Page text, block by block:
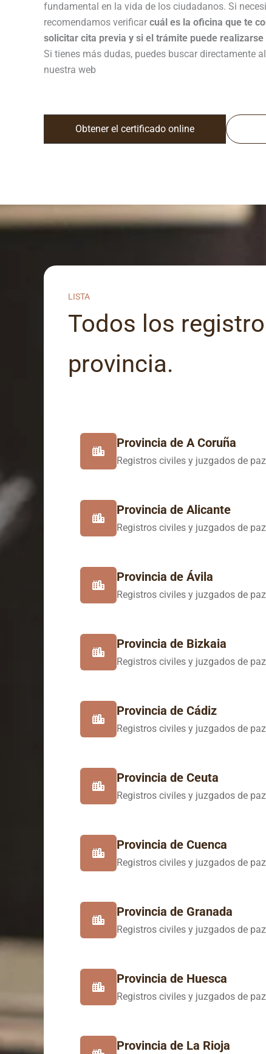
fundamental en la vida de los ciudadanos. Si
recomendamos verificar cuál es la oficina que te
solicitar cita previa y si el trámite puede realizarse
Si tienes más dudas, puedes buscar directamente
nuestra web
Obtener el certificado online
LISTA
Todos los
provincia.
Provincia de A Coruña
Registros civiles y juzgados de paz
Provincia de Alicante
Registros civiles y juzgados de paz
Provincia de Ávila
Registros civiles y juzgados de paz
Provincia de Bizkaia
Registros civiles y juzgados de paz
Provincia de Cádiz
Registros civiles y juzgados de paz
Provincia de Ceuta
Registros civiles y juzgados de paz
Provincia de Cuenca
Registros civiles y juzgados de paz
Provincia de Granada
Registros civiles y juzgados de paz
Provincia de Huesca
Registros civiles y juzgados de paz
Provincia de La Rioja